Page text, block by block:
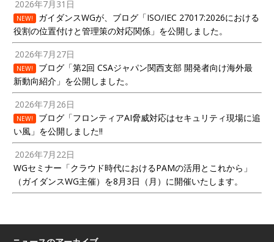
2026年7月31日
NEW!
ガイダンスWGが、ブログ「ISO/IEC 27017:2026における
役割の位置付けと管理策の対応関係」を公開しました。
2026年7月27日
NEW!
ブログ「第2回 CSAジャパン関西支部 開発者向け海外最
新動向紹介」を公開しました。
2026年7月26日
NEW!
ブログ「フロンティアAI脅威対応はセキュリティ現場に追
い風」を公開しました!!
2026年7月22日
WGセミナー「クラウド時代におけるPAMの活用とこれから」
（ガイダンスWG主催）を8月3日（月）に開催いたします。